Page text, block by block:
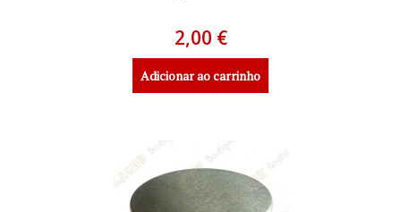
2,00 €
Adicionar ao carrinho